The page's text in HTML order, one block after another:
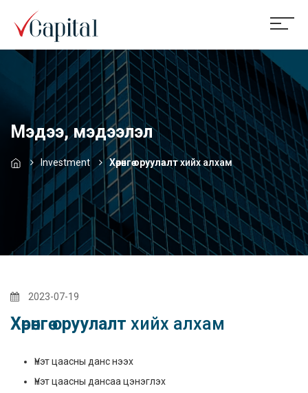
Мэдээ, мэдээлэл
Investment Хөрөнгө оруулалтхийх алхам
2023-07-19
Хөрөнгө оруулалт хийх алхам
Үнэт цаасны данс нээх
Үнэт цаасны дансаа цэнэглэх